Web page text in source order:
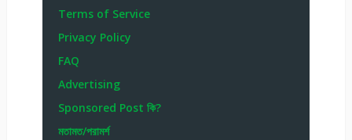
Terms of Service
Privacy Policy
FAQ
Advertising
Sponsored Post কি?
মতামত/পরামর্শ